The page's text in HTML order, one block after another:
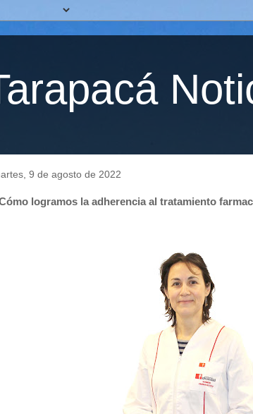
9 de agosto de 2022
logramos la adherencia al tratamiento